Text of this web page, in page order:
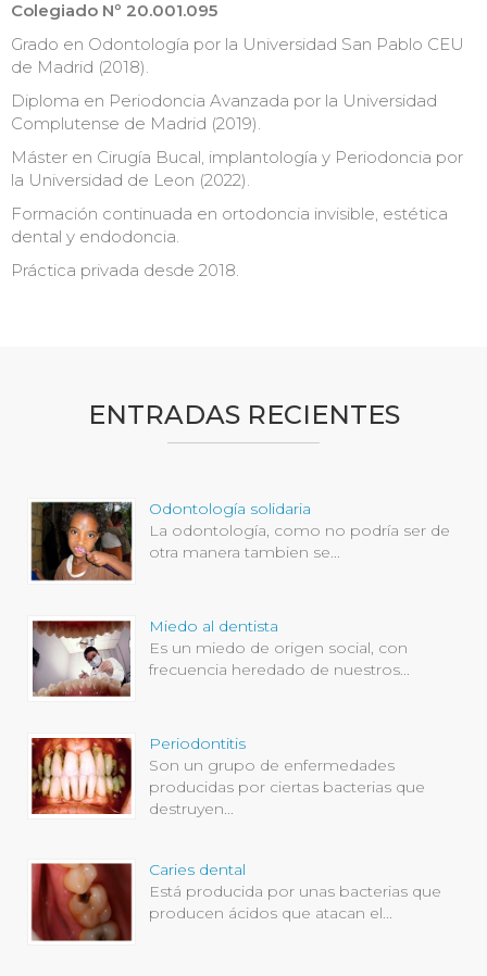
Colegiado Nº 20.001.095
Grado en Odontología por la Universidad San Pablo CEU
de Madrid (2018).
Diploma en Periodoncia Avanzada por la Universidad
Complutense de Madrid (2019).
Máster en Cirugía Bucal, implantología y Periodoncia por
la Universidad de Leon (2022).
Formación continuada en ortodoncia invisible, estética
dental y endodoncia.
Práctica privada desde 2018.
ENTRADAS RECIENTES
Odontología solidaria
La odontología, como no podría ser de
otra manera tambien se...
Miedo al dentista
Es un miedo de origen social, con
frecuencia heredado de nuestros...
Periodontitis
Son un grupo de enfermedades
producidas por ciertas bacterias que
destruyen...
Caries dental
Está producida por unas bacterias que
producen ácidos que atacan el...